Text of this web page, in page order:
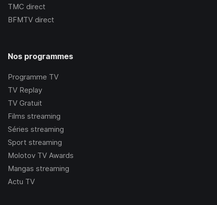
TMC direct
BFMTV direct
Nos programmes
Programme TV
TV Replay
TV Gratuit
Films streaming
Séries streaming
Sport streaming
Molotov TV Awards
Mangas streaming
Actu TV